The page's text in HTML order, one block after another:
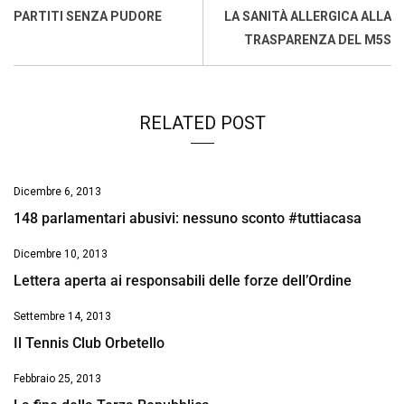
o
A
d
i
PARTITI SENZA PUDORE
LA SANITÀ ALLERGICA ALLA
TRASPARENZA DEL M5S
RELATED POST
Dicembre 6, 2013
148 parlamentari abusivi: nessuno sconto #tuttiacasa
Dicembre 10, 2013
Lettera aperta ai responsabili delle forze dell’Ordine
Settembre 14, 2013
Il Tennis Club Orbetello
Febbraio 25, 2013